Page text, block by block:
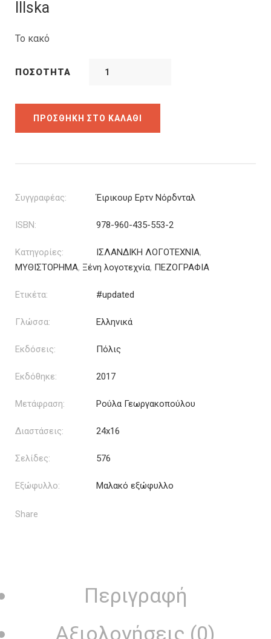
Illska
Το κακό
ΠΟΣΌΤΗΤΑ
ΠΡΟΣΘΉΚΗ ΣΤΟ ΚΑΛΆΘΙ
Συγγραφέας: Έιρικουρ Ερτν Νόρδνταλ
ISBN: 978-960-435-553-2
Κατηγορίες: ΙΣΛΑΝΔΙΚΗ ΛΟΓΟΤΕΧΝΙΑ,
ΜΥΘΙΣΤΟΡΗΜΑ, Ξένη λογοτεχνία, ΠΕΖΟΓΡΑΦΙΑ
Ετικέτα: #updated
Γλώσσα: Ελληνικά
Εκδόσεις: Πόλις
Εκδόθηκε: 2017
Μετάφραση: Ρούλα Γεωργακοπούλου
Διαστάσεις: 24x16
Σελίδες: 576
Εξώφυλλο: Μαλακό εξώφυλλο
Share
Περιγραφή
Αξιολογήσεις (0)